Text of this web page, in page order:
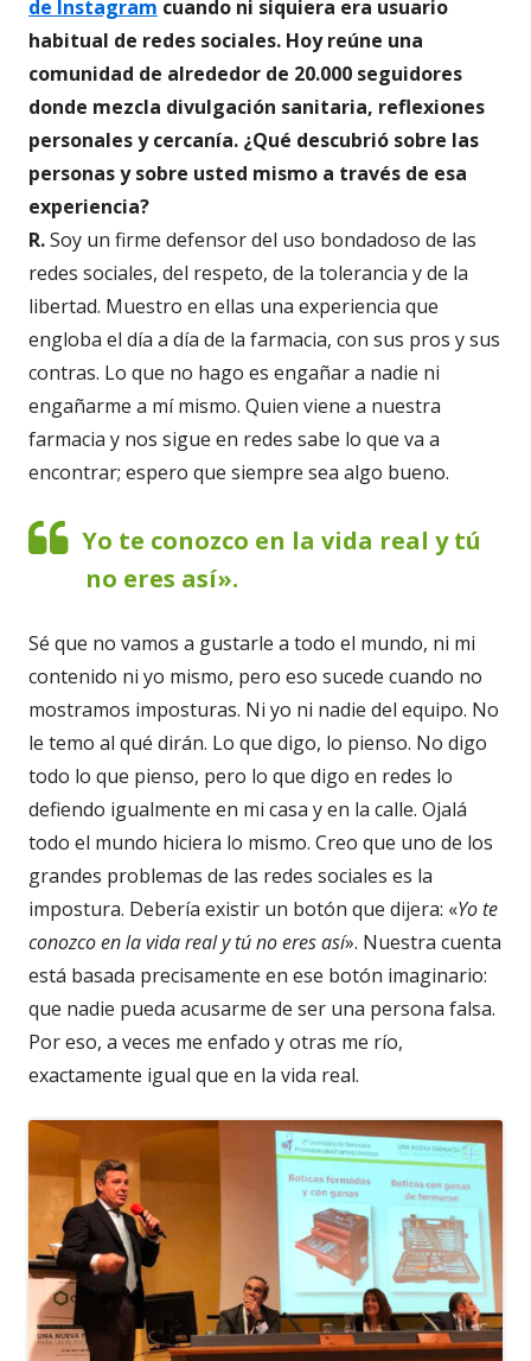
de Instagram cuando ni siquiera era usuario
habitual de redes sociales. Hoy reúne una
comunidad de alrededor de 20.000 seguidores
donde mezcla divulgación sanitaria, reflexiones
personales y cercanía. ¿Qué descubrió sobre las
personas y sobre usted mismo a través de esa
experiencia?
R.Soy un firme defensor del uso bondadoso de las
redes sociales, del respeto, de la tolerancia y de la
libertad. Muestro en ellas una experiencia que
engloba el día a día de la farmacia, con sus pros y sus
contras. Lo que no hago es engañar a nadie ni
engañarme a mí mismo. Quien viene a nuestra
farmacia y nos sigue en redes sabe lo que va a
encontrar; espero que siempre sea algo bueno.
Yo te conozco en la vida real y tú
no eres así».
Sé que no vamos a gustarle a todo el mundo, ni mi
contenido ni yo mismo, pero eso sucede cuando no
mostramos imposturas. Ni yo ni nadie del equipo. No
le temo al qué dirán. Lo que digo, lo pienso. No digo
todo lo que pienso, pero lo que digo en redes lo
defiendo igualmente en mi casa y en la calle. Ojalá
todo el mundo hiciera lo mismo. Creo que uno de los
grandes problemas de las redes sociales es la
impostura. Debería existir un botón que dijera: «Yo te
conozco en la vida real y tú no eres así». Nuestra cuenta
está basada precisamente en ese botón imaginario:
que nadie pueda acusarme de ser una persona falsa.
Por eso, a veces me enfado y otras me río,
exactamente igual que en la vida real.